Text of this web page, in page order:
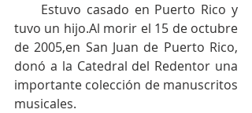
tuvo un hijo.Al morir el 15 de octubre
de 2005,en San Juan de Puerto Rico,
donó a la Catedral del Redentor una
importante colección de manuscritos
musicales.